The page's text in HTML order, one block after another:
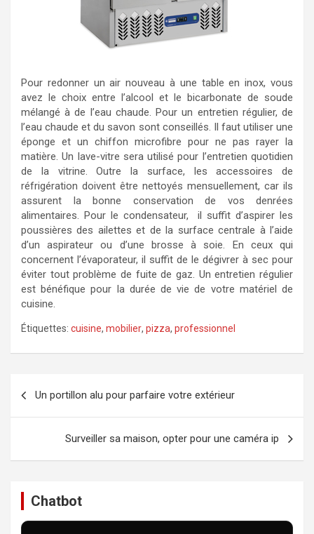
Pour redonner un air nouveau à une table en inox, vous
avez le choix entre l’alcool et le bicarbonate de soude
mélangé à de l’eau chaude. Pour un entretien régulier, de
l’eau chaude et du savon sont conseillés. Il faut utiliser une
éponge et un chiffon microfibre pour ne pas rayer la
matière. Un lave-vitre sera utilisé pour l’entretien quotidien
de la vitrine. Outre la surface, les accessoires de
réfrigération doivent être nettoyés mensuellement, car ils
assurent la bonne conservation de vos denrées
alimentaires. Pour le condensateur, il suffit d’aspirer les
poussières des ailettes et de la surface centrale à l’aide
d’un aspirateur ou d’une brosse à soie. En ceux qui
concernent l’évaporateur, il suffit de le dégivrer à sec pour
éviter tout problème de fuite de gaz. Un entretien régulier
est bénéfique pour la durée de vie de votre matériel de
cuisine.
Étiquettes: cuisine, mobilier, pizza, professionnel
l’article
Un portillon alu pour parfaire votre extérieur
Surveiller sa maison, opter pour une caméra ip
Chatbot